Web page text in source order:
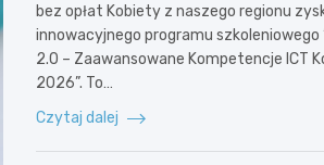
bez opłat Kobiety z naszego regionu
innowacyjnego programu szkoleniowego
2.0 – Zaawansowane Kompetencje ICT
2026”. To…
Czytaj dalej